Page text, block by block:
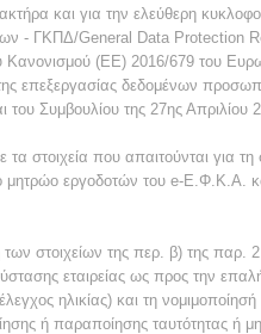
και για την ελεύθερη
- ΓΚΠΔ/General Data Protection
(ΕΕ) 2016/679 του
επεξεργασίας δεδομένων
του Συμβουλίου της 27ης
τα στοιχεία που απαιτούνται για
εργοδοτών του e-Ε.Φ.Κ.Α.
στοιχείων της περ. β) της παρ.
εταιρείας ως προς την
ηλικίας) και τη
ή παραποίησης ταυτότητας ή μη